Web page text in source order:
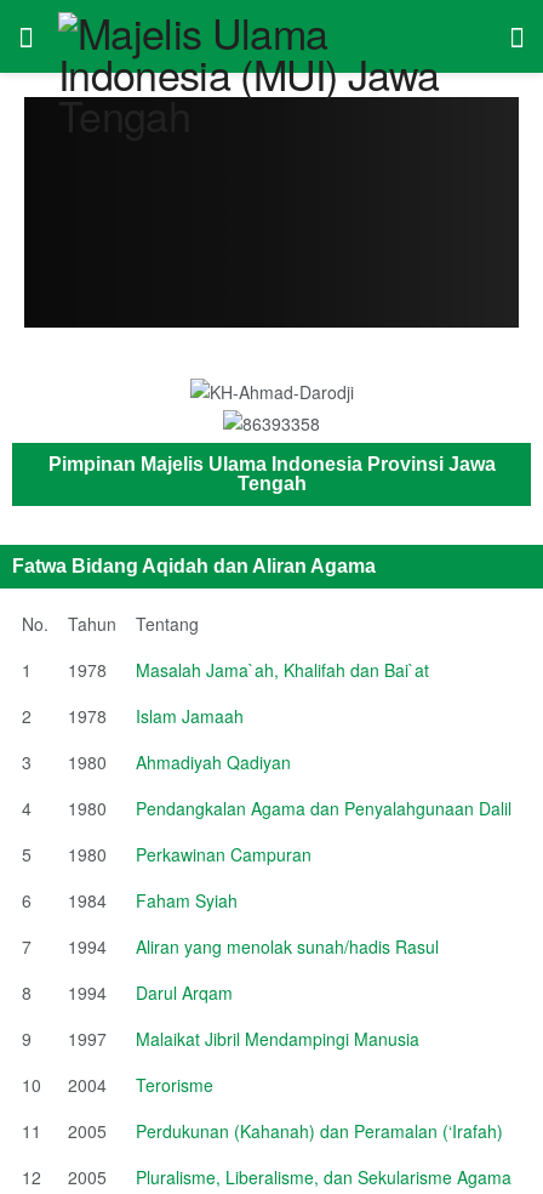
Pimpinan Majelis Ulama Indonesia Provinsi Jawa
Tengah
Fatwa Bidang Aqidah dan Aliran Agama
No. Tahun
Tentang
1
1978
Masalah Jama`ah, Khalifah dan Bai`at
2
1978
Islam Jamaah
3
1980
Ahmadiyah Qadiyan
4
1980
Pendangkalan Agama dan Penyalahgunaan Dalil
5
1980
Perkawinan Campuran
6
1984
Faham Syiah
7
1994
Aliran yang menolak sunah/hadis Rasul
8
1994
Darul Arqam
9
1997
Malaikat Jibril Mendampingi Manusia
10
2004
Terorisme
11
2005
Perdukunan (Kahanah) dan Peramalan (‘Irafah)
12
2005
Pluralisme, Liberalisme, dan Sekularisme Agama